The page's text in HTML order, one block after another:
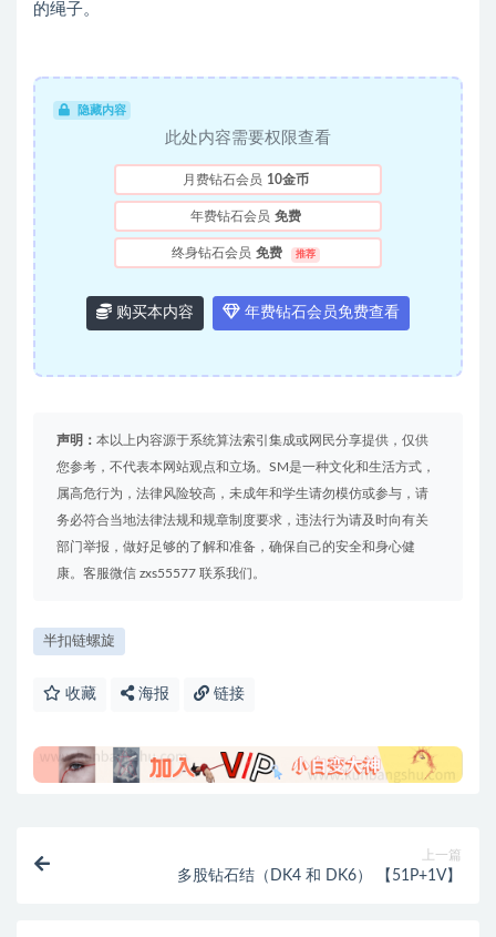
的绳子。
隐藏内容
此处内容需要权限查看
月费钻石会员 10金币
年费钻石会员 免费
终身钻石会员 免费 推荐
购买本内容 年费钻石会员免费查看
声明： 本以上内容源于系统算法索引集成或网民分享提供，仅供
您参考，不代表本网站观点和立场。SM是一种文化和生活方式，
属高危行为，法律风险较高，未成年和学生请勿模仿或参与，请
务必符合当地法律法规和规章制度要求，违法行为请及时向有关
部门举报，做好足够的了解和准备，确保自己的安全和身心健
康。客服微信 zxs55577 联系我们。
半扣链螺旋
收藏 海报 链接
上一篇
多股钻石结（DK4 和 DK6） 【51P+1V】